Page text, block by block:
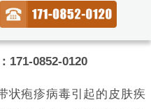
171-0852-0120
状疱疹病毒引起的皮肤疾